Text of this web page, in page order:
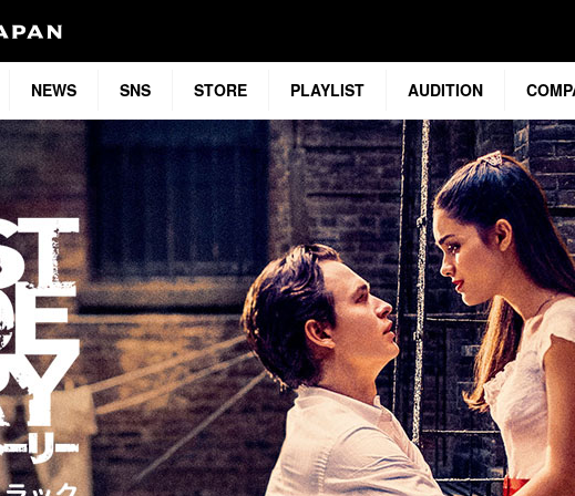
NEWS SNS STORE PLAYLIST AUDITION